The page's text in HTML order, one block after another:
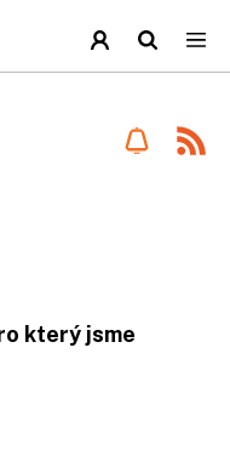
který jsme